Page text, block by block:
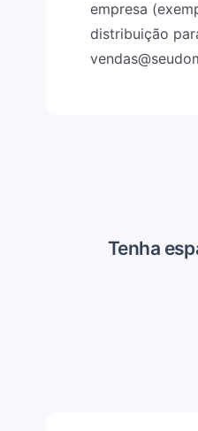
empresa (
distribuição
Tenha